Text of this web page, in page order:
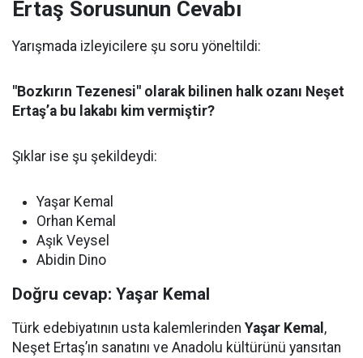
Ertaş Sorusunun Cevabı
Yarışmada izleyicilere şu soru yöneltildi:
"Bozkırın Tezenesi" olarak bilinen halk ozanı Neşet
Ertaş’a bu lakabı kim vermiştir?
Şıklar ise şu şekildeydi:
Yaşar Kemal
Orhan Kemal
Aşık Veysel
Abidin Dino
Doğru cevap: Yaşar Kemal
Türk edebiyatının usta kalemlerinden Yaşar Kemal ,
Neşet Ertaş’ın sanatını ve Anadolu kültürünü yansıtan